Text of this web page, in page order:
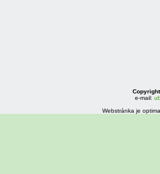
e-mail:
Webstránka je